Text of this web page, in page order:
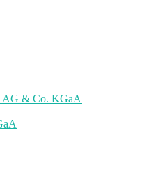
AG & Co. KGaA